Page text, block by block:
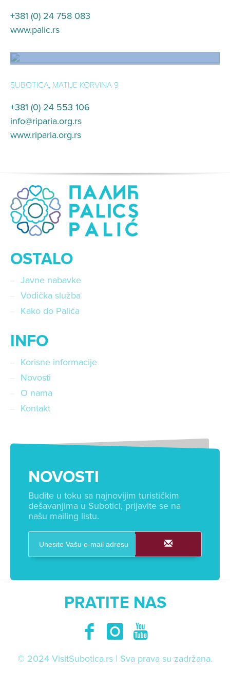
+381 (0) 24 758 083
www.palic.rs
Udruženje ljubitelja prirode
SUBOTICA, MATIJE KORVINA 9
+381 (0) 24 553 106
info@riparia.org.rs
www.riparia.org.rs
OSTALO
Javne nabavke
Vodička služba
Kako do Palića
INFO
Korisne informacije
Novosti
O nama
Kontakt
NOVOSTI
Budite u toku sa najnovijim turističkim
dešavanjima u Subotici, prijavite se na
našu mailing listu.
PRATITE NAS
© 2024 VisitSubotica.rs | Sva prava su zadržana.